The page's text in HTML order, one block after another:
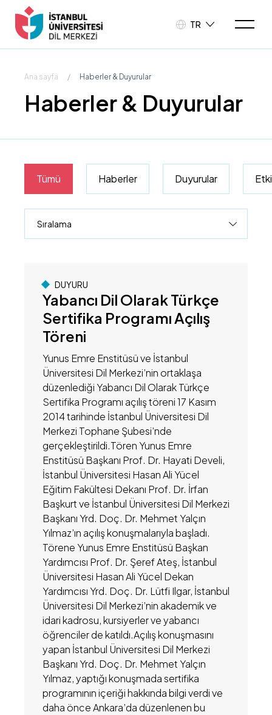
TR
Ana sayfa / Haberler & Duyurular
Haberler & Duyurular
Tümü Haberler Duyurular
DUYURU
Yabancı Dil Olarak Türkçe
Sertifika Programı Açılış
Töreni
Yunus Emre Enstitüsü ve İstanbul
Üniversitesi Dil Merkezi’nin ortaklaşa
düzenlediği Yabancı Dil Olarak Türkçe
Sertifika Programı açılış töreni 17 Kasım
2014 tarihinde İstanbul Üniversitesi Dil
Merkezi Tophane Şubesi’nde
gerçekleştirildi.​Tören Yunus Emre
Enstitüsü Başkanı Prof. Dr. Hayati Develi,
İstanbul Üniversitesi Hasan Ali Yücel
Eğitim Fakültesi Dekanı Prof. Dr. İrfan
Başkurt ve İstanbul Üniversitesi Dil Merkezi
Başkanı Yrd. Doç. Dr. Mehmet Yalçın
Yılmaz’ın açılış konuşmalarıyla başladı.
Törene Yunus Emre Enstitüsü Başkan
Yardımcısı Prof. Dr. Şeref Ateş, İstanbul
Üniversitesi Hasan Ali Yücel Dekan
Yardımcısı Yrd. Doç. Dr. Lütfi Ilgar, İstanbul
Üniversitesi Dil Merkezi’nin akademik ve
idari kadrosu, kursiyerler ve yabancı
öğrenciler de katıldı.​Açılış konuşmasını
yapan İstanbul Üniversitesi Dil Merkezi
Başkanı Yrd. Doç. Dr. Mehmet Yalçın
Yılmaz, yaptığı konuşmada sertifika
programının içeriği hakkında bilgi verdi ve
daha önce Ankara’da düzenlenen bu